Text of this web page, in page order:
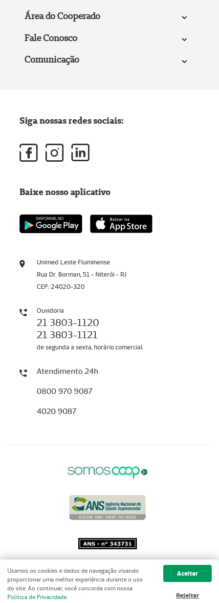
Área do Cooperado
Fale Conosco
Comunicação
Unimed Leste Fluminense
Rua Dr. Borman, 51 - Niterói - RJ
CEP: 24020-320
Ouvidoria
21 3803-1120
21 3803-1121
de segunda a sexta, horário comercial
Atendimento 24h
0800 970 9087
4020 9087
Siga nossas redes sociais:
Baixe nosso aplicativo
Copyright 2001 - 2026 Unimed do
Brasil - Todos os direitos reservados
Usamos os cookies e dados de navegação visando
proporcionar uma melhor experiência durante o uso
do site. Ao continuar, você concorda com nossa
Política de Privacidade.
Aceitar
Rejeitar